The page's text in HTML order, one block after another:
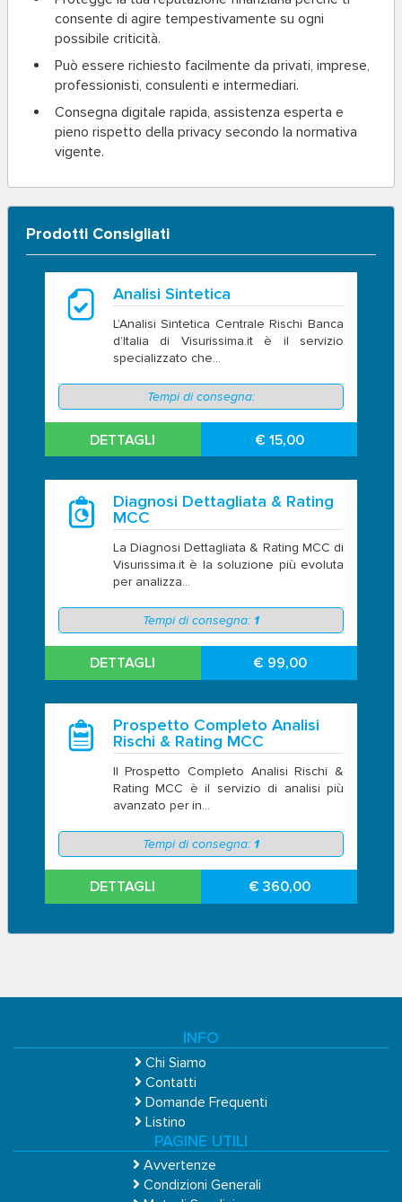
consente di agire tempestivamente su ogni
possibile criticità.
Può essere richiesto facilmente da privati, imprese,
professionisti, consulenti e intermediari.
Consegna digitale rapida, assistenza esperta e
pieno rispetto della privacy secondo la normativa
vigente.
Prodotti Consigliati
Analisi Sintetica
L’Analisi Sintetica Centrale Rischi Banca
d’Italia di Visurissima.it è il servizio
specializzato che...
Tempi di consegna:
DETTAGLI € 15,00
Diagnosi Dettagliata & Rating
MCC
La Diagnosi Dettagliata & Rating MCC di
Visurissima.it è la soluzione più evoluta
per analizza...
Tempi di consegna: 1
DETTAGLI € 99,00
Prospetto Completo Analisi
Rischi & Rating MCC
Il Prospetto Completo Analisi Rischi &
Rating MCC è il servizio di analisi più
avanzato per in...
Tempi di consegna: 1
DETTAGLI € 360,00
INFO
Chi Siamo
Contatti
Domande Frequenti
Listino
PAGINE UTILI
Avvertenze
Condizioni Generali